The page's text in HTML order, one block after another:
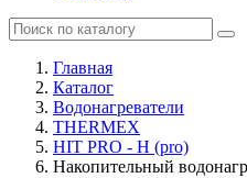
Главная
Каталог
Водонагреватели
THERMEX
HIT PRO - H (pro)
Накопительный